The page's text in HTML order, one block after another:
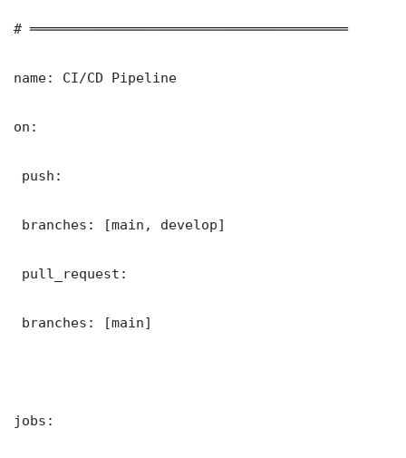
# ═══════════════════════════════════════
name: CI/CD Pipeline
on:
push:
branches: [main, develop]
pull_request:
branches: [main]
jobs: